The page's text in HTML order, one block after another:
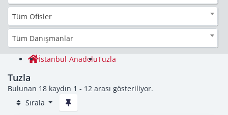
Tüm Ofisler
Tüm Danışmanlar
İstanbul-AnadoluTuzla
Tuzla
Bulunan 18 kaydın 1 - 12 arası gösteriliyor.
Sırala